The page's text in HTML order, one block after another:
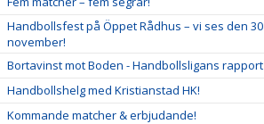
Handbollsfest på Öppet Rådhus – vi ses den 30
november!
Bortavinst mot Boden - Handbollsligans rapport
Handbollshelg med Kristianstad HK!
Kommande matcher & erbjudande!